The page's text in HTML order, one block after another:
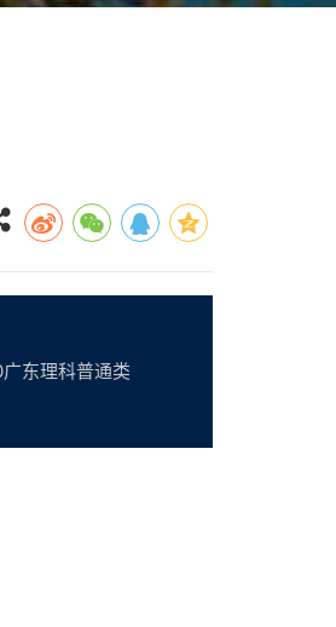
东理科普通类